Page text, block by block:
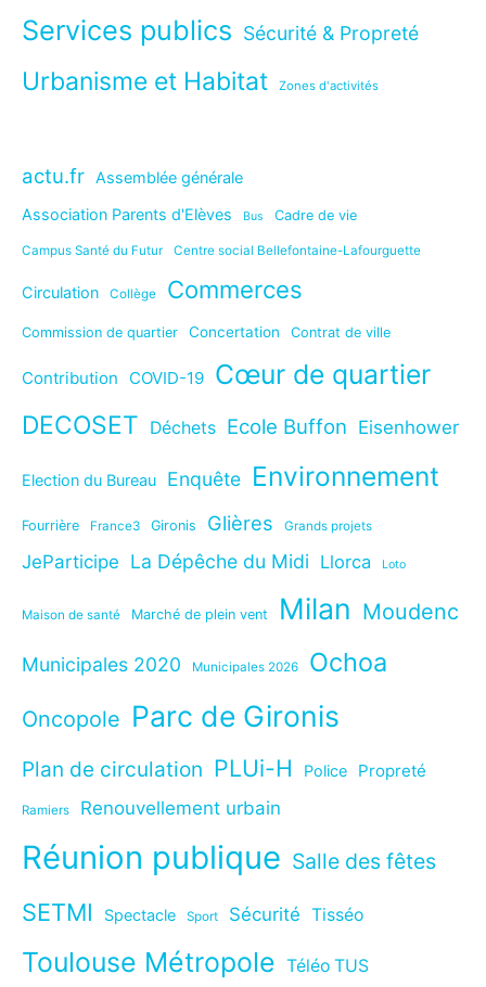
Services publics Sécurité & Propreté
Urbanisme et Habitat Zones d'activités
actu.fr Assemblée générale
Association Parents d'Elèves
Bus Cadre de vie
Campus Santé du Futur Centre social Bellefontaine-Lafourguette
Circulation Collège Commerces
Commission de quartier Concertation Contrat de ville
Contribution COVID-19 Cœur de quartier
DECOSET Déchets Ecole Buffon Eisenhower
Election du Bureau Enquête Environnement
Fourrière France3 Gironis Glières Grands projets
JeParticipe La Dépêche du Midi Llorca Loto
Maison de santé Marché de plein vent Milan Moudenc
Municipales 2020 Municipales 2026 Ochoa
Oncopole Parc de Gironis
Plan de circulation PLUi-H Police Propreté
Ramiers Renouvellement urbain
Réunion publique Salle des fêtes
SETMI Spectacle Sport Sécurité Tisséo
Toulouse Métropole Téléo TUS